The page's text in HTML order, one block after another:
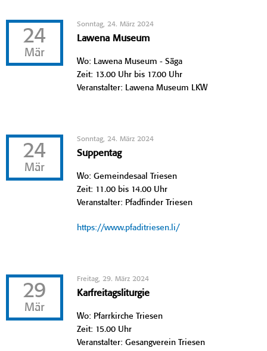
24
Mär
Sonntag, 24. März 2024
Lawena Museum
Wo: Lawena Museum - Säga
Zeit: 13.00 Uhr bis 17.00 Uhr
Veranstalter: Lawena Museum LKW
24
Mär
Sonntag, 24. März 2024
Suppentag
Wo: Gemeindesaal Triesen
Zeit: 11.00 bis 14.00 Uhr
Veranstalter: Pfadfinder Triesen
https://www.pfaditriesen.li/
29
Mär
Freitag, 29. März 2024
Karfreitagsliturgie
Wo: Pfarrkirche Triesen
Zeit: 15.00 Uhr
Veranstalter: Gesangverein Triesen